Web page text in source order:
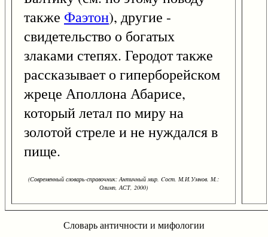
также Фаэтон), другие -
свидетельство о богатых
злаками степях. Геродот также
рассказывает о гиперборейском
жреце Аполлона Абарисе,
который летал по миру на
золотой стреле и не нуждался в
пище.
(Современный словарь-справочник: Античный мир. Cост. М.И.Умнов. М.:
Олимп, АСТ, 2000)
Словарь античности и мифологии